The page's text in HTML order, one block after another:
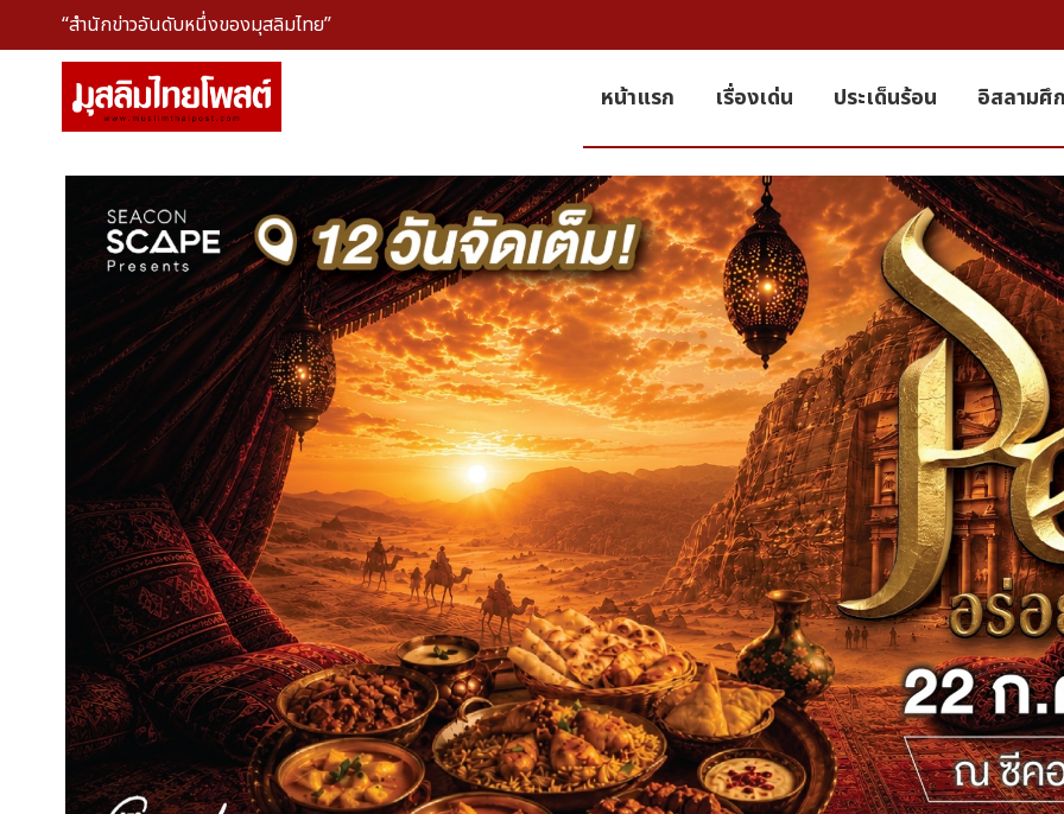
“สำนักข่าวอันดับหนึ่งของมุสลิมไทย”
หน้าแรก เรื่องเด่น ประเด็นร้อน อิสลามศึ